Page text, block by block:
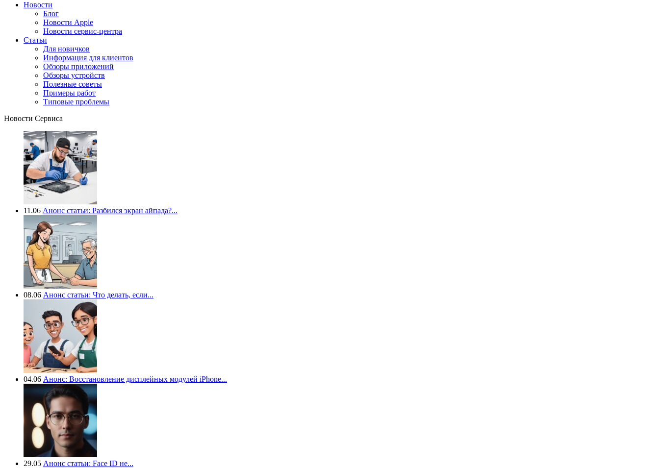
Новости
Блог
Новости Apple
Новости сервис-центра
Статьи
Для новичков
Информация для клиентов
Обзоры приложений
Обзоры устройств
Полезные советы
Примеры работ
Типовые проблемы
Новости Сервиса
11.06 Анонс статьи: Разбился экран айпада?...
08.06 Анонс статьи: Что делать, если...
04.06 Анонс: Восстановление дисплейных модулей iPhone...
29.05 Анонс статьи: Face ID не...